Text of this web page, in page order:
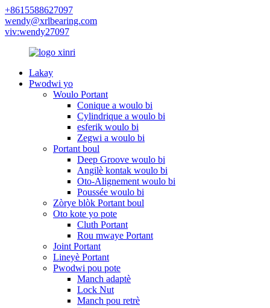
+8615588627097
wendy@xrlbearing.com
viv:wendy27097
Lakay
Pwodwi yo
Woulo Portant
Conique a woulo bi
Cylindrique a woulo bi
esferik woulo bi
Zegwi a woulo bi
Portant boul
Deep Groove woulo bi
Angilè kontak woulo bi
Oto-Alignement woulo bi
Poussée woulo bi
Zòrye blòk Portant boul
Oto kote yo pote
Cluth Portant
Rou mwaye Portant
Joint Portant
Lineyè Portant
Pwodwi pou pote
Manch adaptè
Lock Nut
Manch pou retrè